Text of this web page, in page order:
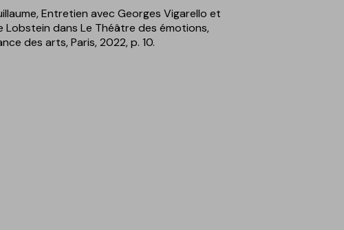
Entretien avec Georges Vigarello et
Lobstein dans Le Théâtre des émotions,
des arts, Paris, 2022, p. 10.